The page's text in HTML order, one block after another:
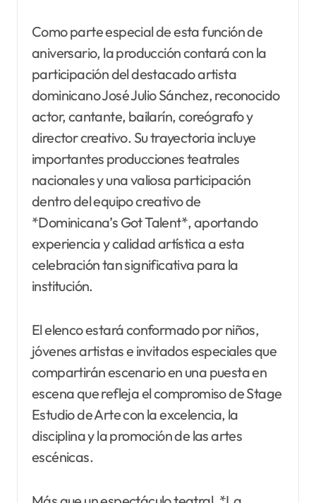
Como parte especial de esta función de
aniversario, la producción contará con la
participación del destacado artista
dominicano José Julio Sánchez, reconocido
actor, cantante, bailarín, coreógrafo y
director creativo. Su trayectoria incluye
importantes producciones teatrales
nacionales y una valiosa participación
dentro del equipo creativo de
*Dominicana’s Got Talent*, aportando
experiencia y calidad artística a esta
celebración tan significativa para la
institución.
El elenco estará conformado por niños,
jóvenes artistas e invitados especiales que
compartirán escenario en una puesta en
escena que refleja el compromiso de Stage
Estudio de Arte con la excelencia, la
disciplina y la promoción de las artes
escénicas.